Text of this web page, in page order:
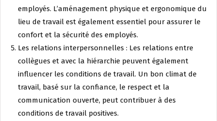
employés. L’aménagement physique et ergonomique du
lieu de travail est également essentiel pour assurer le
confort et la sécurité des employés.
Les relations interpersonnelles : Les relations entre
collègues et avec la hiérarchie peuvent également
influencer les conditions de travail. Un bon climat de
travail, basé sur la confiance, le respect et la
communication ouverte, peut contribuer à des
conditions de travail positives.